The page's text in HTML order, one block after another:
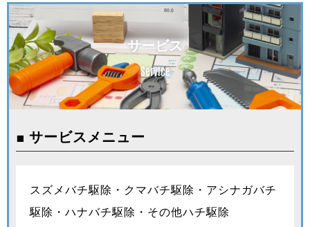
サービス
Service
■ サービスメニュー
スズメバチ駆除・クマバチ駆除・アシナガバチ
駆除・ハナバチ駆除・その他ハチ駆除